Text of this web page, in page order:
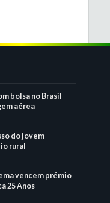
bolsa no Brasil
aérea
do jovem
rural
vencem prémio
25 Anos